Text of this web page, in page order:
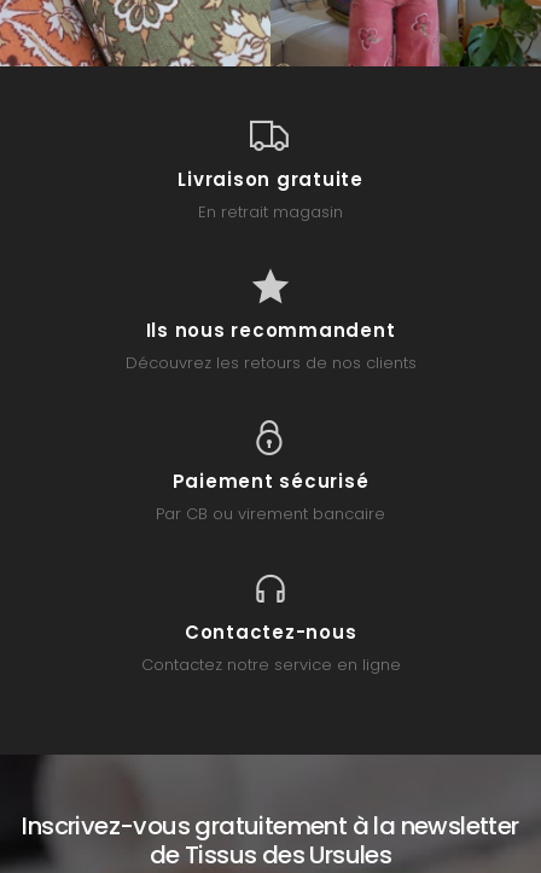
Livraison gratuite
En retrait magasin
Ils nous recommandent
Découvrez les retours de nos clients
Paiement sécurisé
Par CB ou virement bancaire
Contactez-nous
Contactez notre service en ligne
Inscrivez-vous gratuitement à la newsletter
de Tissus des Ursules